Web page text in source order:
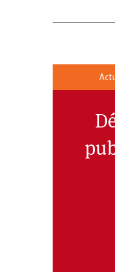
Politique
Entreprises